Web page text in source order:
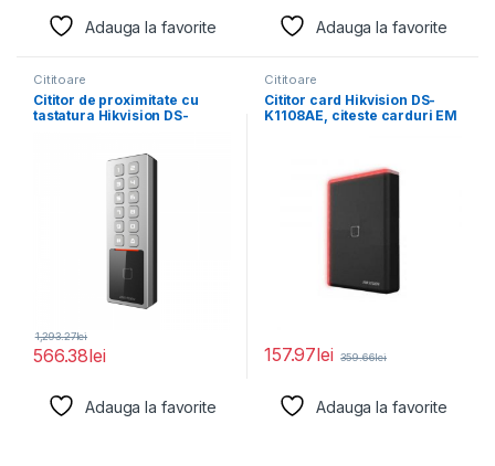
Adauga la favorite Adauga la favorite
Cititoare
Cititor de proximitate cu
tastatura Hikvision DS-
566.38lei
1,293.27lei
Adauga la favorite
Cititoare
Cititor card Hikvision DS-
K1108AE, citeste carduri EM
157.97lei 359.66lei
Adauga la favorite